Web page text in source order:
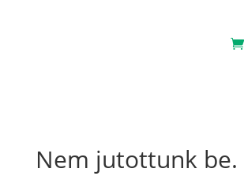
Nem jutottunk be.